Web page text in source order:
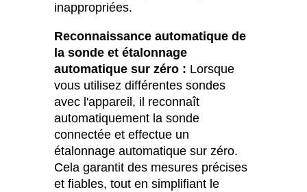
inappropriées.
Reconnaissance automatique de
la sonde et étalonnage
automatique sur zéro : Lorsque
vous utilisez différentes sondes
avec l'appareil, il reconnaît
automatiquement la sonde
connectée et effectue un
étalonnage automatique sur zéro.
Cela garantit des mesures précises
et fiables, tout en simplifiant le